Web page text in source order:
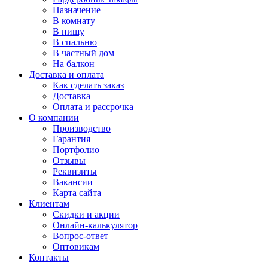
Назначение
В комнату
В нишу
В спальню
В частный дом
На балкон
Доставка и оплата
Как сделать заказ
Доставка
Оплата и рассрочка
О компании
Производство
Гарантия
Портфолио
Отзывы
Реквизиты
Вакансии
Карта сайта
Клиентам
Скидки и акции
Онлайн-калькулятор
Вопрос-ответ
Оптовикам
Контакты